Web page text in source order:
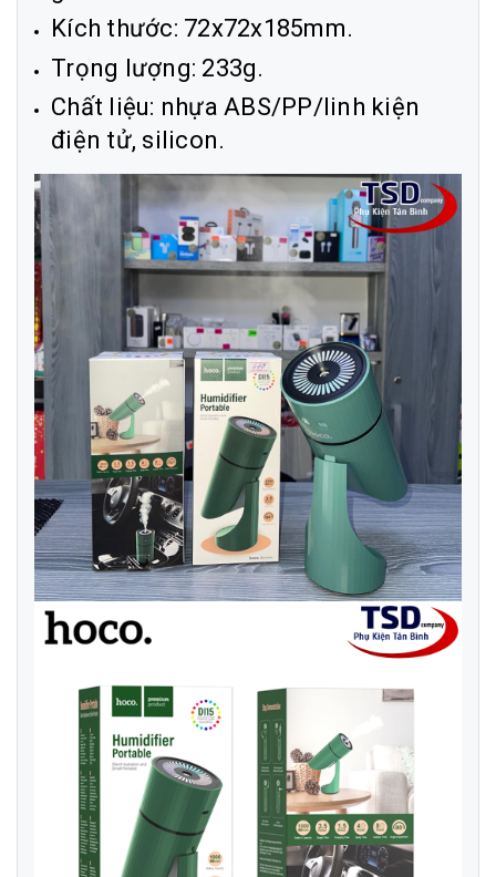
Kích thước: 72x72x185mm.
Trọng lượng: 233g.
Chất liệu: nhựa ABS/PP/linh kiện
điện tử, silicon.